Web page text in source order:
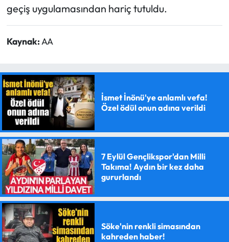
geçiş uygulamasından hariç tutuldu.
Kaynak: AA
İsmet İnönü'ye anlamlı vefa!
Özel ödül onun adına verildi
7 Eylül Gençlikspor'dan Milli
Takıma! Aydın bir kez daha
gururlandı
Söke'nin renkli simasından
kahreden haber!